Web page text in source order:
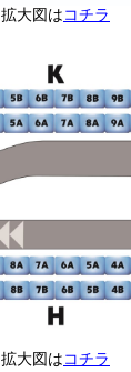
拡大図は コチラ
拡大図は コチラ